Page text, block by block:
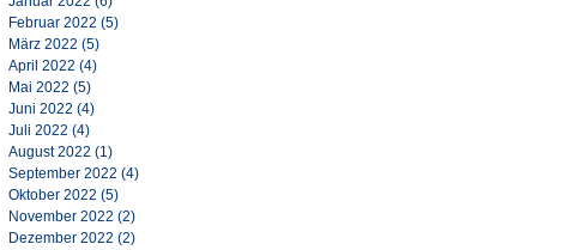
Februar 2022 (5)
März 2022 (5)
April 2022 (4)
Mai 2022 (5)
Juni 2022 (4)
Juli 2022 (4)
August 2022 (1)
September 2022 (4)
Oktober 2022 (5)
November 2022 (2)
Dezember 2022 (2)